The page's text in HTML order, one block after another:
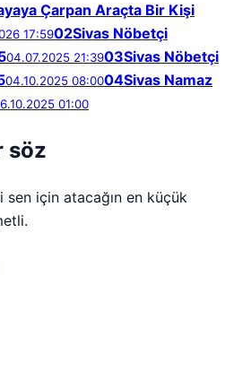
Çarpan Araçta Bir Kişi
17:5902Sivas Nöbetçi
04.07.2025 21:3903Sivas Nöbetçi
04.10.2025 08:0004Sivas Namaz
01:00
söz
sen için atacağın en küçük